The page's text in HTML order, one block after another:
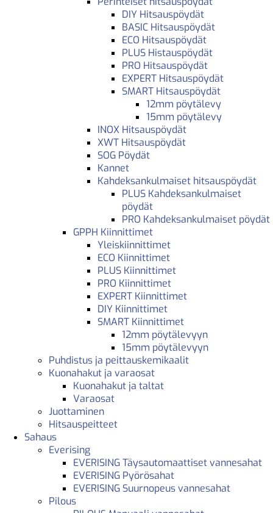
DIY Hitsauspöydät
BASIC Hitsauspöydät
ECO Hitsauspöydät
PLUS Histauspöydät
PRO Hitsauspöydät
EXPERT Hitsauspöydät
SMART Hitsauspöydät
12mm pöytälevy
15mm pöytälevy
INOX Hitsauspöydät
XWT Hitsauspöydät
SOG Pöydät
Kannet
Kahdeksankulmaiset hitsauspöydät
PLUS Kahdeksankulmaiset
pöydät
PRO Kahdeksankulmaiset pöydät
GPPH Kiinnittimet
Yleiskiinnittimet
ECO Kiinnittimet
PLUS Kiinnittimet
PRO Kiinnittimet
EXPERT Kiinnittimet
DIY Kiinnittimet
SMART Kiinnittimet
12mm pöytälevyyn
15mm pöytälevyyn
Puhdistus ja peittauskemikaalit
Kuonahakut ja varaosat
Kuonahakut ja taltat
Varaosat
Juottaminen
Hitsauspeitteet
Sahaus
Everising
EVERISING Täysautomaattiset vannesahat
EVERISING Pyörösahat
EVERISING Suurnopeus vannesahat
Pilous